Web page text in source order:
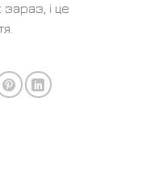
і це